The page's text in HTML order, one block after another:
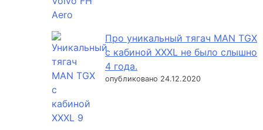
Про уникальный тягач MAN TGX
с кабиной XXXL не было слышно
4 года.
опубликовано 24.12.2020